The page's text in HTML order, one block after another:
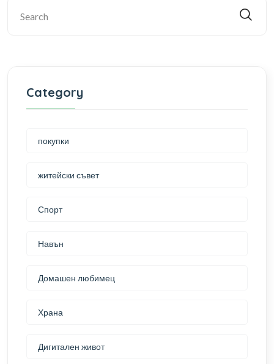
Category
покупки
житейски съвет
Спорт
Навън
Домашен любимец
Храна
Дигитален живот